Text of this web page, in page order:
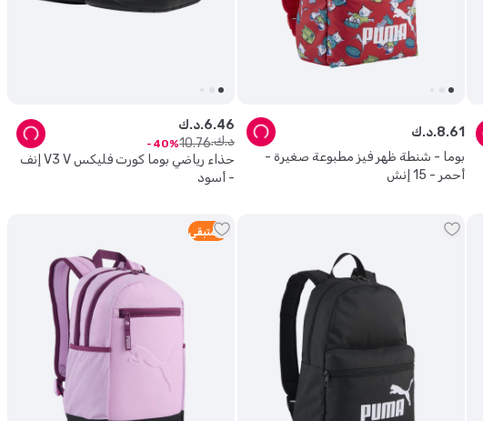
بوما - شنطة ظهر فيز مطبوعة صغيرة -
أحمر - 15 إنش
د.ك.8.61
حذاء رياضي بوما كورت فليكس V3 V إنف
- أسود
د.ك.6.46
د.ك.
10.76
40
4 متبقي